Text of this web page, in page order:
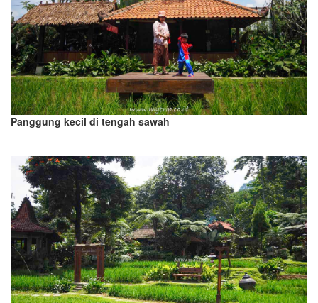
Panggung kecil di tengah sawah